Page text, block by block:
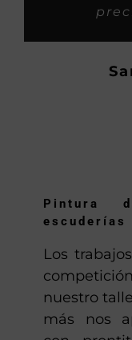
super
con
Pintura
escuderías
Los
nuestro
más nos